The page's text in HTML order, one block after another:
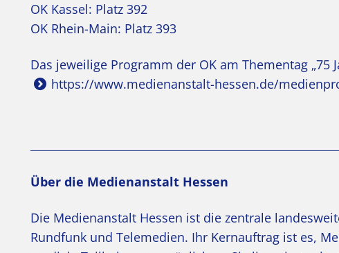
OK Kassel: Platz 392
OK Rhein-Main: Platz 393
Das jeweilige Programm der OK am Thementag „75
https://www.medienanstalt-hessen.de/
Über die Medienanstalt Hessen
Die Medienanstalt Hessen ist die zentrale
Rundfunk und Telemedien. Ihr Kernauftrag ist es,